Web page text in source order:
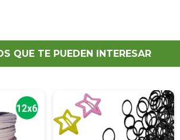
QUE TE PUEDEN INTERESAR